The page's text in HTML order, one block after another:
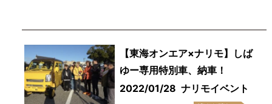
【東海オンエア×ナリモ】しば
ゆー専用特別車、納車！
2022/01/28 ナリモイベント